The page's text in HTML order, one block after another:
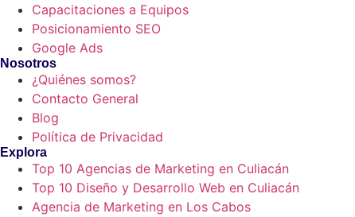
Capacitaciones a Equipos
Posicionamiento SEO
Google Ads
Nosotros
¿Quiénes somos?
Contacto General
Blog
Política de Privacidad
Explora
Top 10 Agencias de Marketing en Culiacán
Top 10 Diseño y Desarrollo Web en Culiacán
Agencia de Marketing en Los Cabos